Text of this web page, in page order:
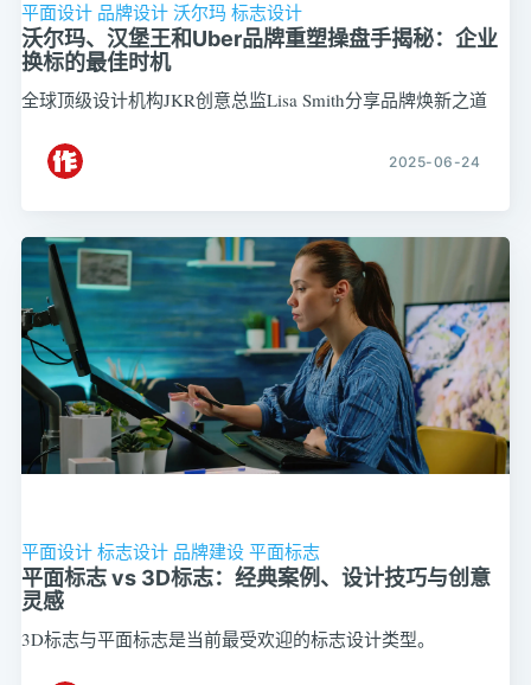
平面设计 品牌设计 沃尔玛 标志设计
沃尔玛、汉堡王和Uber品牌重塑操盘手揭秘：企业
换标的最佳时机
全球顶级设计机构JKR创意总监Lisa Smith分享品牌焕新之道
2025-06-24
平面设计 标志设计 品牌建设 平面标志
平面标志 vs 3D标志：经典案例、设计技巧与创意
灵感
3D标志与平面标志是当前最受欢迎的标志设计类型。